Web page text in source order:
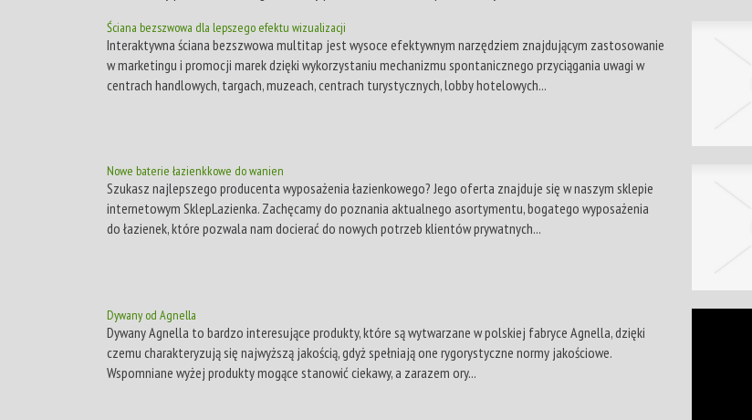
Ściana bezszwowa dla lepszego efektu wizualizacji
Interaktywna ściana bezszwowa multitap jest wysoce efektywnym narzędziem znajdującym zastosowanie
w marketingu i promocji marek dzięki wykorzystaniu mechanizmu spontanicznego przyciągania uwagi w
centrach handlowych, targach, muzeach, centrach turystycznych, lobby hotelowych...
Nowe baterie łazienkkowe do wanien
Szukasz najlepszego producenta wyposażenia łazienkowego? Jego oferta znajduje się w naszym sklepie
internetowym SklepLazienka. Zachęcamy do poznania aktualnego asortymentu, bogatego wyposażenia
do łazienek, które pozwala nam docierać do nowych potrzeb klientów prywatnych...
Dywany od Agnella
Dywany Agnella to bardzo interesujące produkty, które są wytwarzane w polskiej fabryce Agnella, dzięki
czemu charakteryzują się najwyższą jakością, gdyż spełniają one rygorystyczne normy jakościowe.
Wspomniane wyżej produkty mogące stanowić ciekawy, a zarazem ory...